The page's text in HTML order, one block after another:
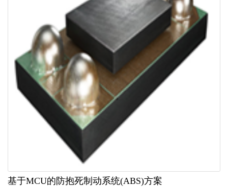
基于MCU的防抱死制动系统(ABS)方案